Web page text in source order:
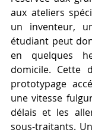
aux ateliers
un inventeur,
étudiant peut
en quelques
domicile. Cette
prototypage
une vitesse
délais et les
sous-traitants.